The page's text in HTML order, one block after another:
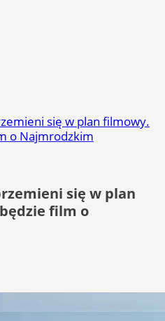
się w plan filmowy.
o Najmrodzkim
się w plan
film o